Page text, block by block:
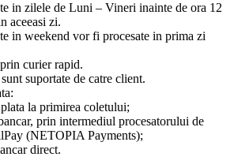
in zilele de Luni – Vineri inainte de ora 12
aceeasi zi.
in weekend vor fi procesate in prima zi
curier rapid.
suportate de catre client.
la primirea coletului;
prin intermediul procesatorului de
(NETOPIA Payments);
direct.